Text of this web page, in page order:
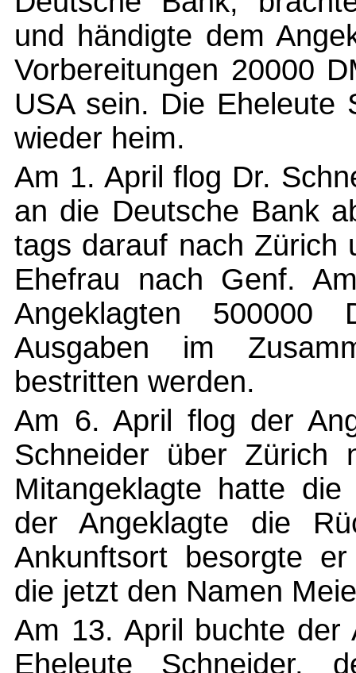
und händigte dem
Vorbereitungen 20000
USA sein. Die Eheleute
wieder heim.
Am 1. April flog Dr.
an die Deutsche Bank
tags darauf nach Zürich
Ehefrau nach Genf.
Angeklagten
Ausgaben im
bestritten werden.
Am 6. April flog der
Schneider über Zürich
Mitangeklagte hatte die
der Angeklagte die
Ankunftsort besorgte
die jetzt den Namen
Am 13. April buchte der
Eheleute Schneider,